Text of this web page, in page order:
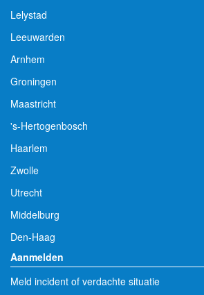
Lelystad
Leeuwarden
Arnhem
Groningen
Maastricht
's-Hertogenbosch
Haarlem
Zwolle
Utrecht
Middelburg
Den-Haag
Aanmelden
Meld incident of verdachte situatie